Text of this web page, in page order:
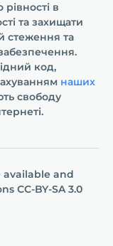
в
та захищати
стеження та
код,
наших
свободу
and
СС-BY-SA 3.0